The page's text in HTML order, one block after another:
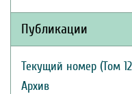
Публикации
Текущий номер (Том
Архив